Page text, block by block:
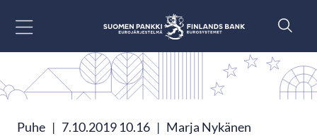
Puhe | 7.10.2019 10.16 | Marja Nykänen